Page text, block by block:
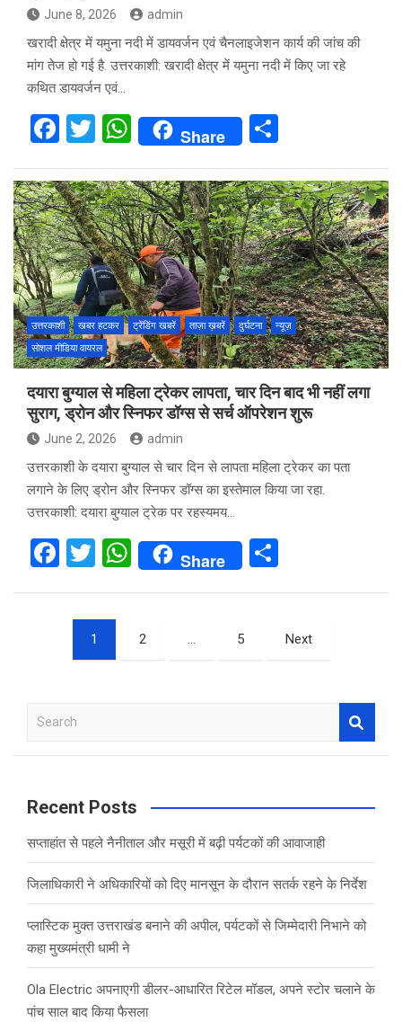
June 8, 2026 admin
खरादी क्षेत्र में यमुना नदी में डायवर्जन एवं चैनलाइजेशन कार्य की जांच की
मांग तेज हो गई है. उत्तरकाशी: खरादी क्षेत्र में यमुना नदी में किए जा रहे
कथित डायवर्जन एवं…
F
ce
b
o
o
k
T
tt
er
W
h
at
s
A
p
p
Share
ar
e
उत्तरकाशी खबर हटकर ट्रेंडिंग खबरें ताज़ा ख़बरें दुर्घटना
न्यूज़
सोशल मीडिया वायरल
दयारा बुग्याल से महिला ट्रेकर लापता, चार दिन बाद भी नहीं लगा
सुराग, ड्रोन और स्निफर डॉग्स से सर्च ऑपरेशन शुरू
June 2, 2026 admin
उत्तरकाशी के दयारा बुग्याल से चार दिन से लापता महिला ट्रेकर का पता
लगाने के लिए ड्रोन और स्निफर डॉग्स का इस्तेमाल किया जा रहा.
उत्तरकाशी: दयारा बुग्याल ट्रेक पर रहस्यमय…
F
ce
o
k
T
tt
W
h
s
A
Share
e
pagination
1 2 … 5 Next
a
c
Recent Posts
सप्ताहांत से पहले नैनीताल और मसूरी में बढ़ी पर्यटकों की आवाजाही
जिलाधिकारी ने अधिकारियों को दिए मानसून के दौरान सतर्क रहने के निर्देश
प्लास्टिक मुक्त उत्तराखंड बनाने की अपील, पर्यटकों से जिम्मेदारी निभाने को
कहा मुख्यमंत्री धामी ने
Ola Electric अपनाएगी डीलर-आधारित रिटेल मॉडल, अपने स्टोर चलाने के
पांच साल बाद किया फैसला